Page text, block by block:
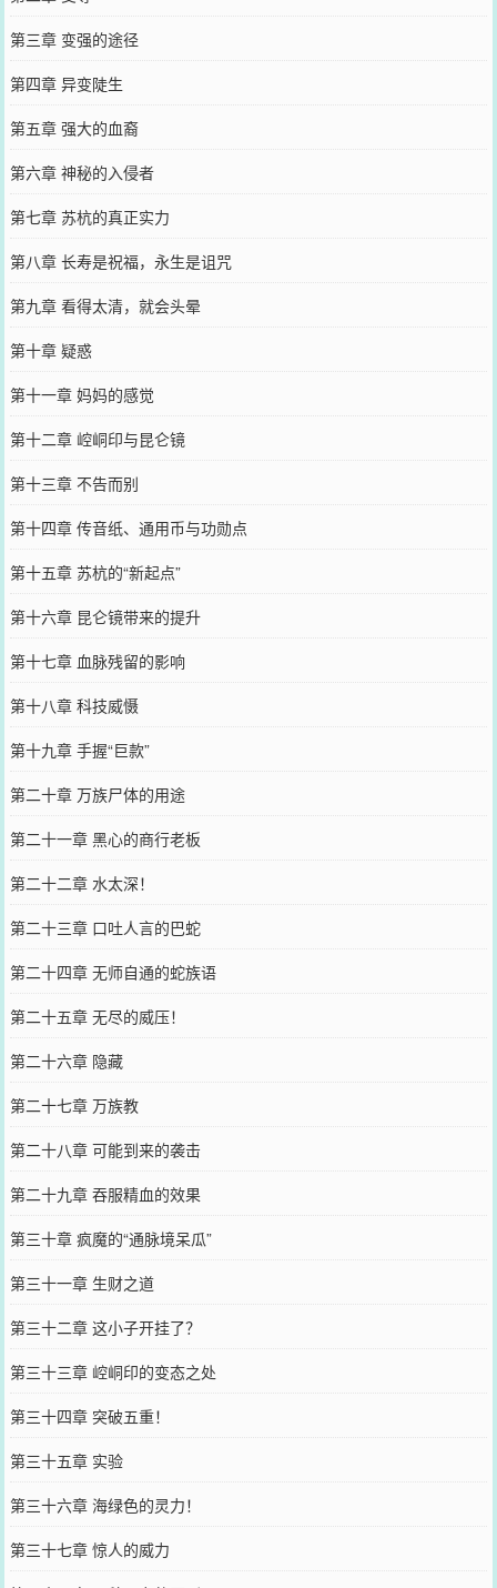
第三章 变强的途径
第四章 异变陡生
第五章 强大的血裔
第六章 神秘的入侵者
第七章 苏杭的真正实力
第八章 长寿是祝福，永生是诅咒
第九章 看得太清，就会头晕
第十章 疑惑
第十一章 妈妈的感觉
第十二章 崆峒印与昆仑镜
第十三章 不告而别
第十四章 传音纸、通用币与功勋点
第十五章 苏杭的“新起点”
第十六章 昆仑镜带来的提升
第十七章 血脉残留的影响
第十八章 科技威慑
第十九章 手握“巨款”
第二十章 万族尸体的用途
第二十一章 黑心的商行老板
第二十二章 水太深！
第二十三章 口吐人言的巴蛇
第二十四章 无师自通的蛇族语
第二十五章 无尽的威压！
第二十六章 隐藏
第二十七章 万族教
第二十八章 可能到来的袭击
第二十九章 吞服精血的效果
第三十章 疯魔的“通脉境呆瓜”
第三十一章 生财之道
第三十二章 这小子开挂了？
第三十三章 崆峒印的变态之处
第三十四章 突破五重！
第三十五章 实验
第三十六章 海绿色的灵力！
第三十七章 惊人的威力